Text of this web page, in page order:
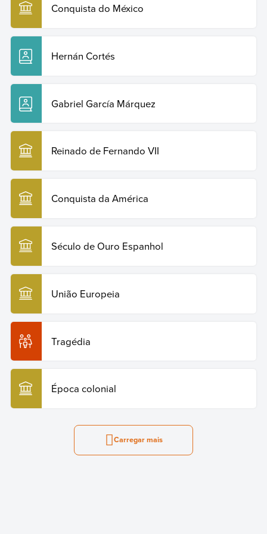
Conquista do México
Hernán Cortés
Gabriel García Márquez
Reinado de Fernando VII
Conquista da América
Século de Ouro Espanhol
União Europeia
Tragédia
Época colonial
Carregar mais